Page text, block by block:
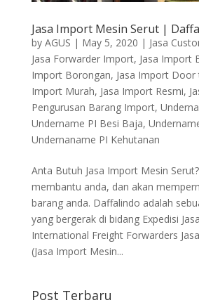
Jasa Import Mesin Serut |
by AGUS | May 5, 2020 | Jasa
Jasa Forwarder Import, Jasa Import
Import Borongan, Jasa Import
Import Murah, Jasa Import Resmi,
Pengurusan Barang Import,
Undername PI Besi Baja,
Undernaname PI Kehutanan
Anta Butuh Jasa Import Mesin
membantu anda, dan akan
barang anda. Daffalindo adalah
yang bergerak di bidang Expedisi
International Freight Forwarders
(Jasa Import Mesin...
Post Terbaru